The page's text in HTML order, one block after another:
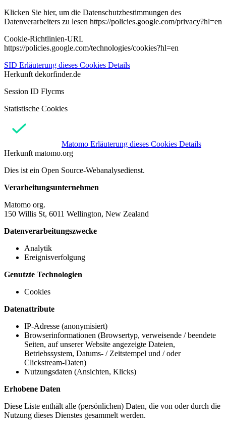
Klicken Sie hier, um die Datenschutzbestimmungen des
Datenverarbeiters zu lesen https://policies.google.com/privacy?hl=en
Cookie-Richtlinien-URL
https://policies.google.com/technologies/cookies?hl=en
SID Erläuterung dieses Cookies Details
Herkunft dekorfinder.de
Session ID Flycms
Statistische Cookies
Matomo Erläuterung dieses Cookies Details
Herkunft matomo.org
Dies ist ein Open Source-Webanalysedienst.
Verarbeitungsunternehmen
Matomo org.
150 Willis St, 6011 Wellington, New Zealand
Datenverarbeitungszwecke
Analytik
Ereignisverfolgung
Genutzte Technologien
Cookies
Datenattribute
IP-Adresse (anonymisiert)
Browserinformationen (Browsertyp, verweisende / beendete
Seiten, auf unserer Website angezeigte Dateien,
Betriebssystem, Datums- / Zeitstempel und / oder
Clickstream-Daten)
Nutzungsdaten (Ansichten, Klicks)
Erhobene Daten
Diese Liste enthält alle (persönlichen) Daten, die von oder durch die
Nutzung dieses Dienstes gesammelt werden.